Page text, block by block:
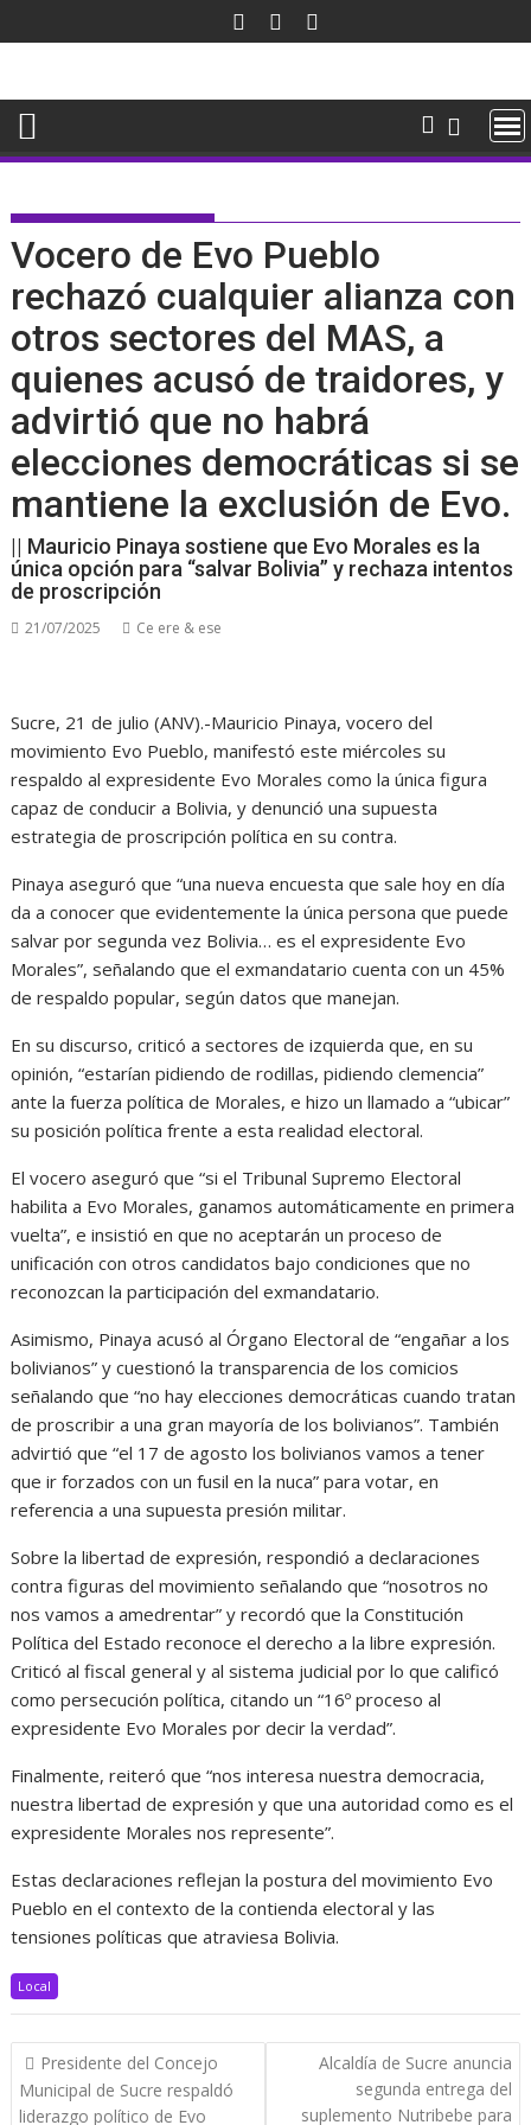
al
Vocero de Evo Pueblo
rechazó cualquier alianza con
otros sectores del MAS, a
quienes acusó de traidores, y
advirtió que no habrá
elecciones democráticas si se
mantiene la exclusión de Evo.
|| Mauricio Pinaya sostiene que Evo Morales es la
única opción para “salvar Bolivia” y rechaza intentos
de proscripción
21/07/2025 Ce ere & ese
Sucre, 21 de julio (ANV).-Mauricio Pinaya, vocero del
movimiento Evo Pueblo, manifestó este miércoles su
respaldo al expresidente Evo Morales como la única figura
capaz de conducir a Bolivia, y denunció una supuesta
estrategia de proscripción política en su contra.
Pinaya aseguró que “una nueva encuesta que sale hoy en día
da a conocer que evidentemente la única persona que puede
salvar por segunda vez Bolivia… es el expresidente Evo
Morales”, señalando que el exmandatario cuenta con un 45%
de respaldo popular, según datos que manejan.
En su discurso, criticó a sectores de izquierda que, en su
opinión, “estarían pidiendo de rodillas, pidiendo clemencia”
ante la fuerza política de Morales, e hizo un llamado a “ubicar”
su posición política frente a esta realidad electoral.
El vocero aseguró que “si el Tribunal Supremo Electoral
habilita a Evo Morales, ganamos automáticamente en primera
vuelta”, e insistió en que no aceptarán un proceso de
unificación con otros candidatos bajo condiciones que no
reconozcan la participación del exmandatario.
Asimismo, Pinaya acusó al Órgano Electoral de “engañar a los
bolivianos” y cuestionó la transparencia de los comicios
señalando que “no hay elecciones democráticas cuando tratan
de proscribir a una gran mayoría de los bolivianos”. También
advirtió que “el 17 de agosto los bolivianos vamos a tener
que ir forzados con un fusil en la nuca” para votar, en
referencia a una supuesta presión militar.
Sobre la libertad de expresión, respondió a declaraciones
contra figuras del movimiento señalando que “nosotros no
nos vamos a amedrentar” y recordó que la Constitución
Política del Estado reconoce el derecho a la libre expresión.
Criticó al fiscal general y al sistema judicial por lo que calificó
como persecución política, citando un “16º proceso al
expresidente Evo Morales por decir la verdad”.
Finalmente, reiteró que “nos interesa nuestra democracia,
nuestra libertad de expresión y que una autoridad como es el
expresidente Morales nos represente”.
Estas declaraciones reflejan la postura del movimiento Evo
Pueblo en el contexto de la contienda electoral y las
tensiones políticas que atraviesa Bolivia.
Local
Navegación
de
entradas
Presidente del Concejo
Municipal de Sucre respaldó
liderazgo político de Evo
Alcaldía de Sucre anuncia
segunda entrega del
suplemento Nutribebe para